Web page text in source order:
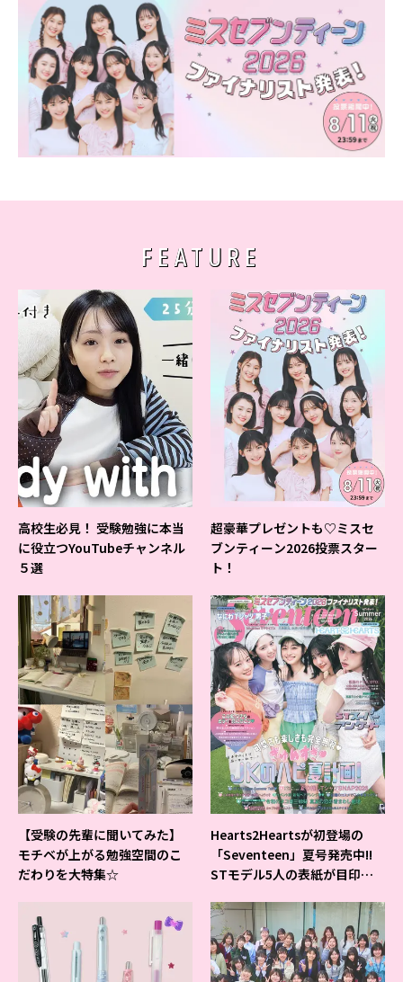
FEATURE
高校生必見！ 受験勉強に本当
に役立つYouTubeチャンネル
５選
超豪華プレゼントも♡ミスセ
ブンティーン2026投票スター
ト！
【受験の先輩に聞いてみた】
モチベが上がる勉強空間のこ
だわりを大特集☆
Hearts2Heartsが初登場の
「Seventeen」夏号発売中!!
STモデル5人の表紙が目印だ